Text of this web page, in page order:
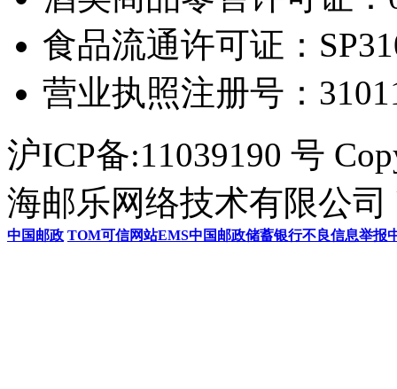
食品流通许可证：
营业执照注册号：
沪ICP备:11039190 号
海邮乐网络技术有限公司
中国邮政 TOM可信网站EMS中国邮政储蓄银行不良信息举报